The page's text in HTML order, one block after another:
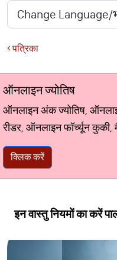
पत्रिका
ऑनलाइन ज्योतिष
ऑनलाइन अंक ज्योतिष,
रीडर, ऑनलाइन फॉर्च्यून
क्लिक करें
इन वास्तु नियमों का करें